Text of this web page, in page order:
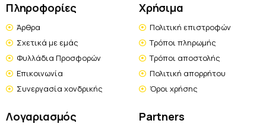
Πληροφορίες
Άρθρα
Σχετικά με εμάς
Φυλλάδια Προσφορών
Επικοινωνία
Συνεργασία χονδρικής
Χρήσιμα
Πολιτική επιστροφών
Τρόποι πληρωμής
Τρόποι αποστολής
Πολιτική απορρήτου
Όροι χρήσης
Λογαριασμός Partners